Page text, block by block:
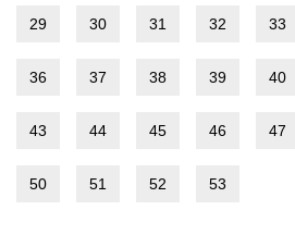
29 30 31 32 33
36 37 38 39 40
43 44 45 46 47
50 51 52 53